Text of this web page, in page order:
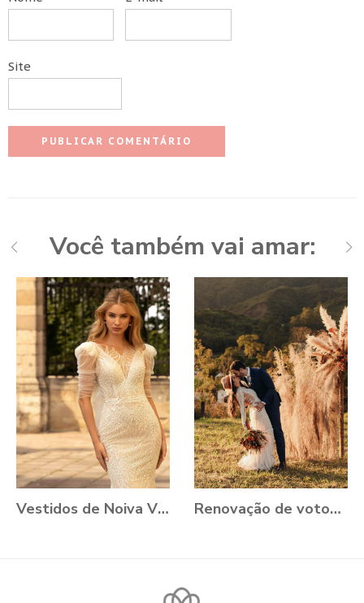
Site
Você também vai amar:
Vestidos de Noiva VONÁ Concept - Coleção Romance 2021 Renovação de votos: Aline e Danilo, Ouro Preto - MG